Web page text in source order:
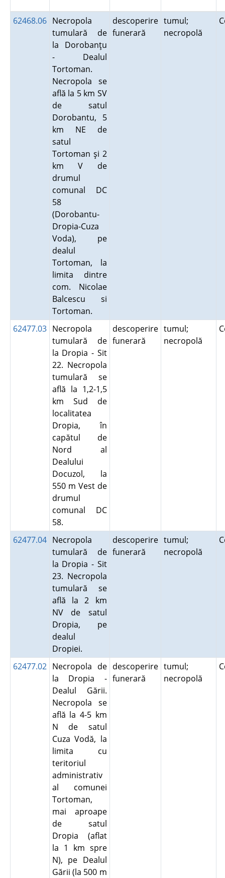
62468.06 Necropola
tumulară de
la Dorobanţu
- Dealul
Tortoman.
Necropola se
află la 5 km SV
de satul
Dorobantu, 5
km NE de
satul
Tortoman şi 2
km V de
drumul
comunal DC
58
(Dorobantu-
Dropia-Cuza
Voda), pe
dealul
Tortoman, la
limita dintre
com. Nicolae
Balcescu si
Tortoman.
descoperire
funerară
tumul;
necropolă
62477.03 Necropola
tumulară de
la Dropia - Sit
22. Necropola
tumulară se
află la 1,2-1,5
km Sud de
localitatea
Dropia, în
capătul de
Nord al
Dealului
Docuzol, la
550 m Vest de
drumul
comunal DC
58.
descoperire
funerară
tumul;
necropolă
62477.04 Necropola
tumulară de
la Dropia - Sit
23. Necropola
tumulară se
află la 2 km
NV de satul
Dropia, pe
dealul
Dropiei.
descoperire
funerară
tumul;
necropolă
62477.02 Necropola de
la Dropia -
Dealul Gării.
Necropola se
află la 4-5 km
N de satul
Cuza Vodă, la
limita cu
teritoriul
administrativ
al comunei
Tortoman,
mai aproape
de satul
Dropia (aflat
la 1 km spre
N), pe Dealul
Gării (la 500 m
descoperire
funerară
tumul;
necropolă